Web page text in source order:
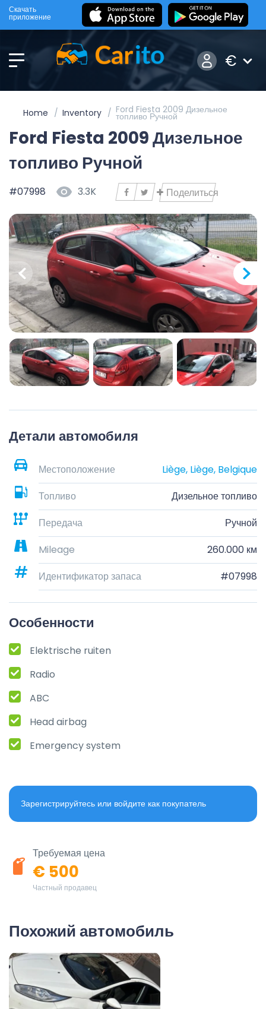
Скачать
приложение
€
Home Inventory Ford Fiesta 2009 Дизельное
топливо Ручной
Ford Fiesta 2009 Дизельное
топливо Ручной
#07998 3.3K Поделиться
Детали автомобиля
Местоположение
Liège, Liège, Belgique
Топливо
Дизельное топливо
Передача
Ручной
Mileage
260.000 км
Идентификатор запаса
#07998
Особенности
Elektrische ruiten
Radio
ABC
Head airbag
Emergency system
Зарегистрируйтесь или войдите как покупатель
Требуемая цена
€ 500
Частный продавец
Похожий автомобиль